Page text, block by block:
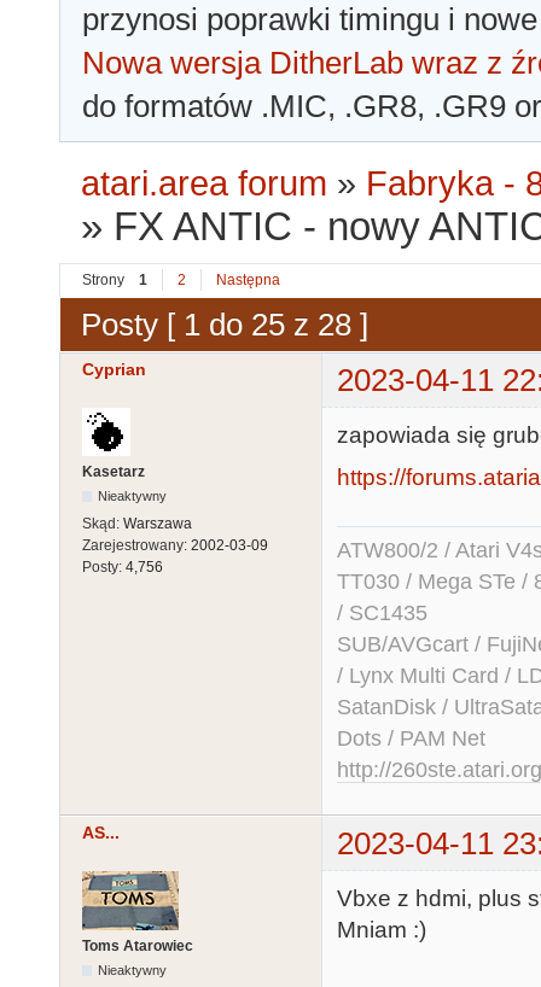
przynosi poprawki timingu i
Nowa wersja DitherLab wraz z
do formatów .MIC, .GR8, .GR9
atari.area forum » Fabryka -
» FX ANTIC - nowy
Strony 1 2 Następna
Posty [ 1 do 25 z 28 ]
Cyprian 2023-04-11
Kasetarz
Nieaktywny
Skąd: Warszawa
Zarejestrowany: 2002-03-09
Posty: 4,756
zapowiada się
https://
ATW800/2 / Atari
TT030 / Mega STe /
/ SC1435
SUB/AVGcart /
/ Lynx Multi Card /
SatanDisk /
Dots / PAM Net
http://260ste.atari.org
AS... 2023-04-11
Toms Atarowiec
Nieaktywny
Vbxe z hdmi, plus
Mniam :)